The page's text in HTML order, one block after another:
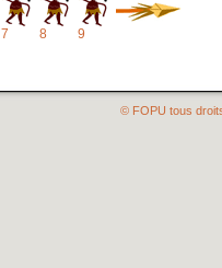
7 8 9
© FOPU tous